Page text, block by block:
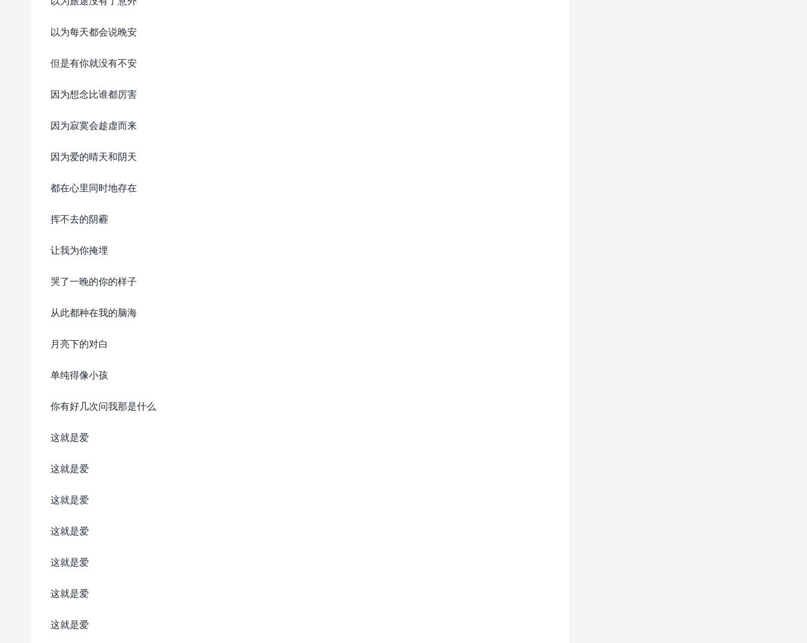
以为每天都会说晚安
但是有你就没有不安
因为想念比谁都厉害
因为寂寞会趁虚而来
因为爱的晴天和阴天
都在心里同时地存在
挥不去的阴霾
让我为你掩埋
哭了一晚的你的样子
从此都种在我的脑海
月亮下的对白
单纯得像小孩
你有好几次问我那是什么
这就是爱
这就是爱
这就是爱
这就是爱
这就是爱
这就是爱
这就是爱